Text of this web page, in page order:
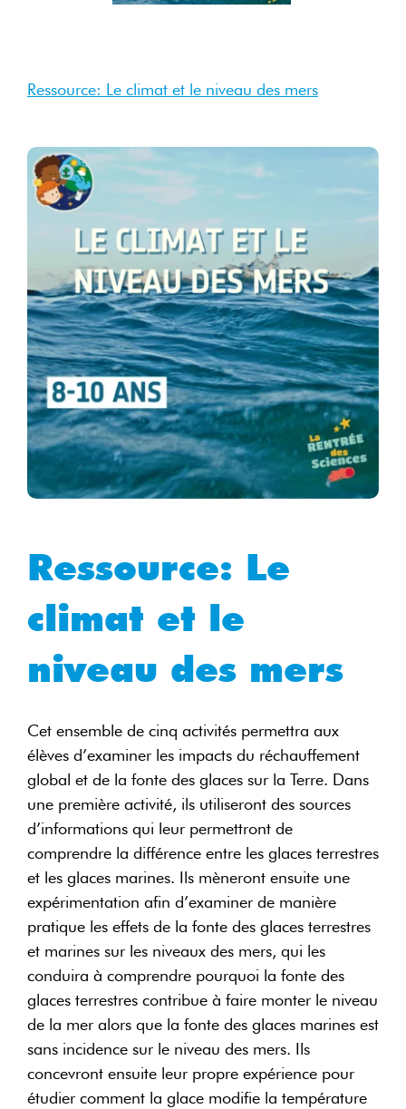
Ressource: Le climat et le niveau des mers
Ressource: Le
climat et le
niveau des mers
Cet ensemble de cinq activités permettra aux
élèves d’examiner les impacts du réchauffement
global et de la fonte des glaces sur la Terre. Dans
une première activité, ils utiliseront des sources
d’informations qui leur permettront de
comprendre la différence entre les glaces terrestres
et les glaces marines. Ils mèneront ensuite une
expérimentation afin d’examiner de manière
pratique les effets de la fonte des glaces terrestres
et marines sur les niveaux des mers, qui les
conduira à comprendre pourquoi la fonte des
glaces terrestres contribue à faire monter le niveau
de la mer alors que la fonte des glaces marines est
sans incidence sur le niveau des mers. Ils
concevront ensuite leur propre expérience pour
étudier comment la glace modifie la température